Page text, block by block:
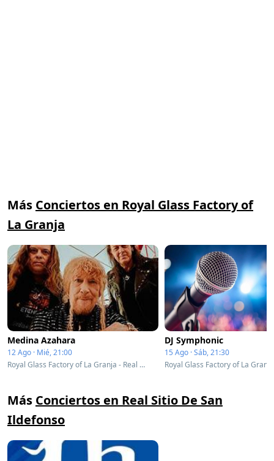
Más Conciertos en Royal Glass Factory of
La Granja
Medina Azahara
12 Ago · Mié, 21:00
Royal Glass Factory of La Granja - Real Sitio De San Ildefonso, Spain
DJ Symphonic
15 Ago · Sáb, 21:30
Más Conciertos en Real Sitio De San
Ildefonso